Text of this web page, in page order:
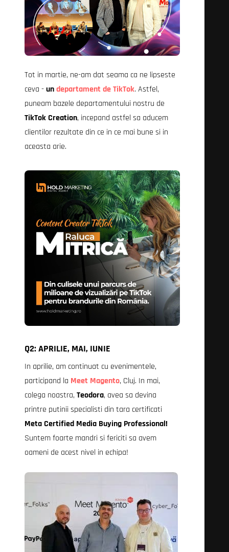
Tot in martie, ne-am dat seama ca ne lipseste
ceva -undepartament de TikTok. Astfel,
puneam bazele departamentului nostru de
TikTok Creation, incepand astfel sa aducem
clientilor rezultate din ce in ce mai bune si in
aceasta arie.
Q2: APRILIE, MAI, IUNIE
In aprilie, am continuat cu evenimentele,
participand la Meet Magento, Cluj. In mai,
colega noastra, Teodora, avea sa devina
printre putinii specialisti din tara certificati
Meta Certified Media Buying Professional!
Suntem foarte mandri si fericiti sa avem
oameni de acest nivel in echipa!